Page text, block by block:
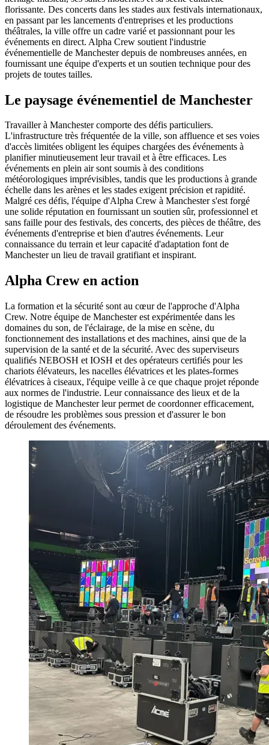
florissante. Des concerts dans les stades aux festivals internationaux,
en passant par les lancements d'entreprises et les productions
théâtrales, la ville offre un cadre varié et passionnant pour les
événements en direct. Alpha Crew soutient l'industrie
événementielle de Manchester depuis de nombreuses années, en
fournissant une équipe d'experts et un soutien technique pour des
projets de toutes tailles.
Le paysage événementiel de Manchester
Travailler à Manchester comporte des défis particuliers.
L'infrastructure très fréquentée de la ville, son affluence et ses voies
d'accès limitées obligent les équipes chargées des événements à
planifier minutieusement leur travail et à être efficaces. Les
événements en plein air sont soumis à des conditions
météorologiques imprévisibles, tandis que les productions à grande
échelle dans les arènes et les stades exigent précision et rapidité.
Malgré ces défis, l'équipe d'Alpha Crew à Manchester s'est forgé
une solide réputation en fournissant un soutien sûr, professionnel et
sans faille pour des festivals, des concerts, des pièces de théâtre, des
événements d'entreprise et bien d'autres événements. Leur
connaissance du terrain et leur capacité d'adaptation font de
Manchester un lieu de travail gratifiant et inspirant.
Alpha Crew en action
La formation et la sécurité sont au cœur de l'approche d'Alpha
Crew. Notre équipe de Manchester est expérimentée dans les
domaines du son, de l'éclairage, de la mise en scène, du
fonctionnement des installations et des machines, ainsi que de la
supervision de la santé et de la sécurité. Avec des superviseurs
qualifiés NEBOSH et IOSH et des opérateurs certifiés pour les
chariots élévateurs, les nacelles élévatrices et les plates-formes
élévatrices à ciseaux, l'équipe veille à ce que chaque projet réponde
aux normes de l'industrie. Leur connaissance des lieux et de la
logistique de Manchester leur permet de coordonner efficacement,
de résoudre les problèmes sous pression et d'assurer le bon
déroulement des événements.